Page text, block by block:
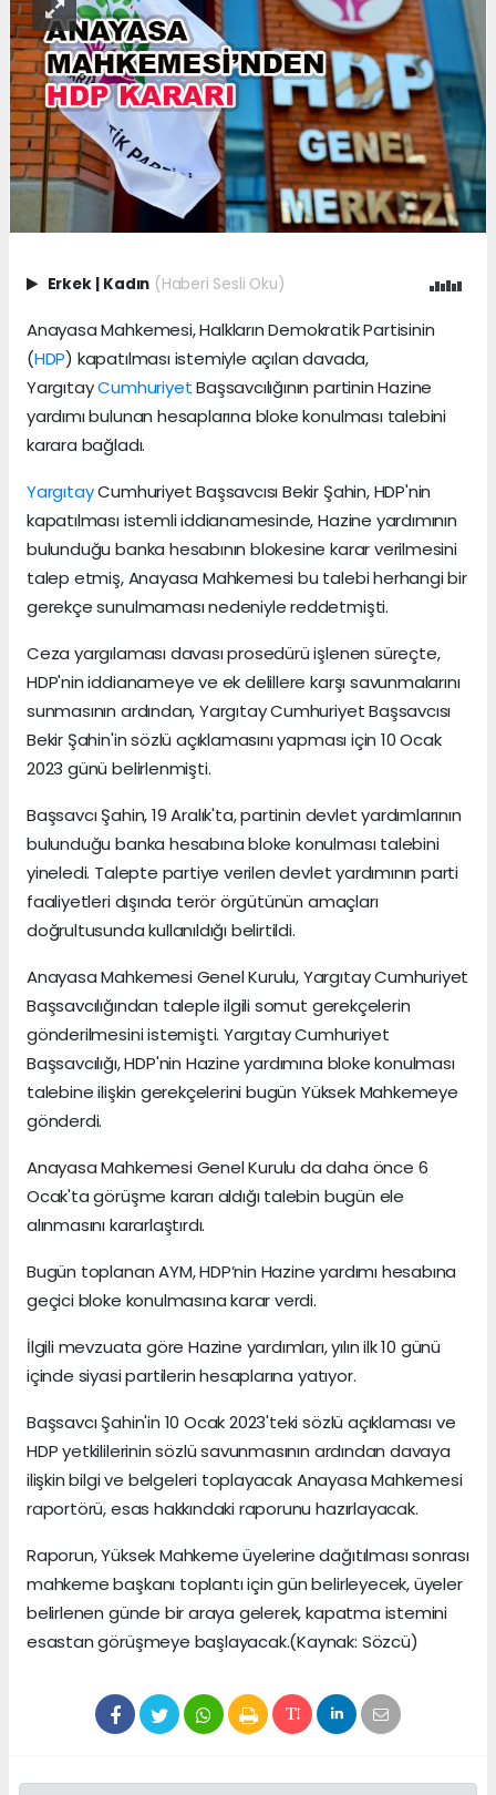
Erkek | Kadın (Haberi Sesli Oku)
Anayasa Mahkemesi, Halkların Demokratik Partisinin
(HDP) kapatılması istemiyle açılan davada,
YargıtayCumhuriyetBaşsavcılığının partinin Hazine
yardımı bulunan hesaplarına bloke konulması talebini
karara bağladı.
YargıtayCumhuriyet Başsavcısı Bekir Şahin, HDP'nin
kapatılması istemli iddianamesinde, Hazine yardımının
bulunduğu banka hesabının blokesine karar verilmesini
talep etmiş, Anayasa Mahkemesi bu talebi herhangi bir
gerekçe sunulmaması nedeniyle reddetmişti.
Ceza yargılaması davası prosedürü işlenen süreçte,
HDP'nin iddianameye ve ek delillere karşı savunmalarını
sunmasının ardından, Yargıtay Cumhuriyet Başsavcısı
Bekir Şahin'in sözlü açıklamasını yapması için 10 Ocak
2023 günü belirlenmişti.
Başsavcı Şahin, 19 Aralık'ta, partinin devlet yardımlarının
bulunduğu banka hesabına bloke konulması talebini
yineledi. Talepte partiye verilen devlet yardımının parti
faaliyetleri dışında terör örgütünün amaçları
doğrultusunda kullanıldığı belirtildi.
Anayasa Mahkemesi Genel Kurulu, Yargıtay Cumhuriyet
Başsavcılığından taleple ilgili somut gerekçelerin
gönderilmesini istemişti. Yargıtay Cumhuriyet
Başsavcılığı, HDP'nin Hazine yardımına bloke konulması
talebine ilişkin gerekçelerini bugün Yüksek Mahkemeye
gönderdi.
Anayasa Mahkemesi Genel Kurulu da daha önce 6
Ocak'ta görüşme kararı aldığı talebin bugün ele
alınmasını kararlaştırdı.
Bugün toplanan AYM, HDP’nin Hazine yardımı hesabına
geçici bloke konulmasına karar verdi.
İlgili mevzuata göre Hazine yardımları, yılın ilk 10 günü
içinde siyasi partilerin hesaplarına yatıyor.
Başsavcı Şahin'in 10 Ocak 2023'teki sözlü açıklaması ve
HDP yetkililerinin sözlü savunmasının ardından davaya
ilişkin bilgi ve belgeleri toplayacak Anayasa Mahkemesi
raportörü, esas hakkındaki raporunu hazırlayacak.
Raporun, Yüksek Mahkeme üyelerine dağıtılması sonrası
mahkeme başkanı toplantı için gün belirleyecek, üyeler
belirlenen günde bir araya gelerek, kapatma istemini
esastan görüşmeye başlayacak.(Kaynak: Sözcü)